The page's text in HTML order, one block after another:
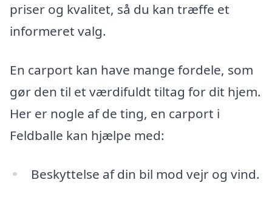
priser og kvalitet, så du kan træffe et
informeret valg.
En carport kan have mange fordele, som
gør den til et værdifuldt tiltag for dit hjem.
Her er nogle af de ting, en carport i
Feldballe kan hjælpe med:
Beskyttelse af din bil mod vejr og vind.